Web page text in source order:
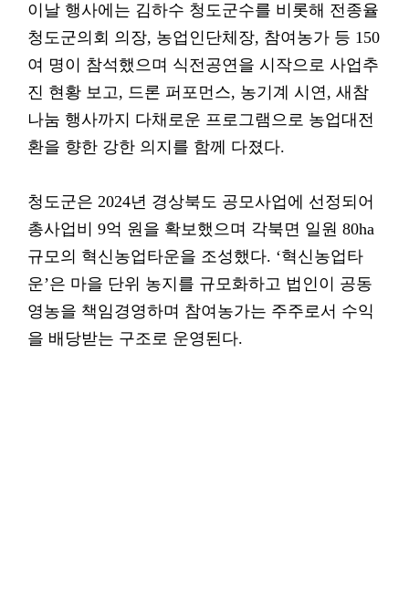
이날 행사에는 김하수 청도군수를 비롯해 전종율
청도군의회 의장, 농업인단체장, 참여농가 등 150
여 명이 참석했으며 식전공연을 시작으로 사업추
진 현황 보고, 드론 퍼포먼스, 농기계 시연, 새참
나눔 행사까지 다채로운 프로그램으로 농업대전
환을 향한 강한 의지를 함께 다졌다.
청도군은 2024년 경상북도 공모사업에 선정되어
총사업비 9억 원을 확보했으며 각북면 일원 80ha
규모의 혁신농업타운을 조성했다. ‘혁신농업타
운’은 마을 단위 농지를 규모화하고 법인이 공동
영농을 책임경영하며 참여농가는 주주로서 수익
을 배당받는 구조로 운영된다.